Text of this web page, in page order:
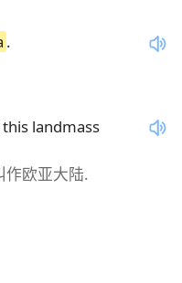
.
landmass
作欧亚大陆.